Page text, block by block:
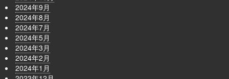
2024年9月
2024年8月
2024年7月
2024年5月
2024年3月
2024年2月
2024年1月